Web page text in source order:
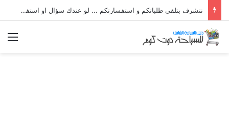
نتشرف بتلقي طلباتكم و استفسارتكم ... لو عندك سؤال او استفسار ماتدرددش فى طلب المساعدة